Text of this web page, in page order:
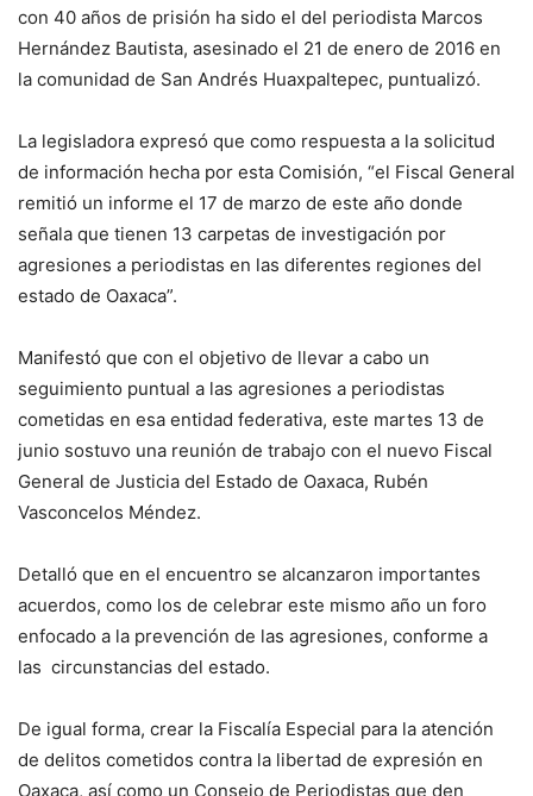
con 40 años de prisión ha sido el del periodista Marcos
Hernández Bautista, asesinado el 21 de enero de 2016 en
la comunidad de San Andrés Huaxpaltepec, puntualizó.
La legisladora expresó que como respuesta a la solicitud
de información hecha por esta Comisión, “el Fiscal General
remitió un informe el 17 de marzo de este año donde
señala que tienen 13 carpetas de investigación por
agresiones a periodistas en las diferentes regiones del
estado de Oaxaca”.
Manifestó que con el objetivo de llevar a cabo un
seguimiento puntual a las agresiones a periodistas
cometidas en esa entidad federativa, este martes 13 de
junio sostuvo una reunión de trabajo con el nuevo Fiscal
General de Justicia del Estado de Oaxaca, Rubén
Vasconcelos Méndez.
Detalló que en el encuentro se alcanzaron importantes
acuerdos, como los de celebrar este mismo año un foro
enfocado a la prevención de las agresiones, conforme a
las circunstancias del estado.
De igual forma, crear la Fiscalía Especial para la atención
de delitos cometidos contra la libertad de expresión en
Oaxaca, así como un Consejo de Periodistas que den